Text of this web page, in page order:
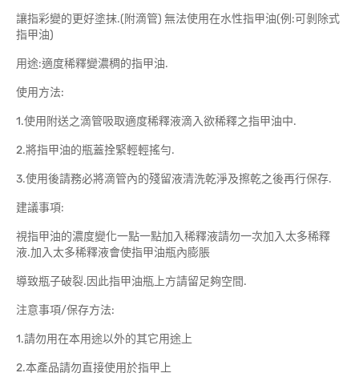
讓指彩變的更好塗抹.(附滴管) 無法使用在水性指甲油(例:可剝除式
指甲油)
用途:適度稀釋變濃稠的指甲油.
使用方法:
1.使用附送之滴管吸取適度稀釋液滴入欲稀釋之指甲油中.
2.將指甲油的瓶蓋拴緊輕輕搖勻.
3.使用後請務必將滴管內的殘留液清洗乾淨及擦乾之後再行保存.
建議事項:
視指甲油的濃度變化一點一點加入稀釋液請勿一次加入太多稀釋
液.加入太多稀釋液會使指甲油瓶內膨脹
導致瓶子破裂.因此指甲油瓶上方請留足夠空間.
注意事項/保存方法:
1.請勿用在本用途以外的其它用途上
2.本產品請勿直接使用於指甲上